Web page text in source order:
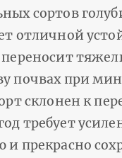
сортов
отличной
почвах при
склонен к
требует
и прекрасно